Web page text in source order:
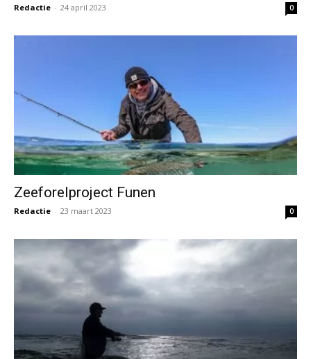
Redactie - 24 april 2023 0
Zeeforelproject Funen
Redactie - 23 maart 2023 0